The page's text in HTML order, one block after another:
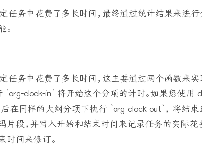
任务中花费了多长时间，最终通过统计结果来进
任务中花费了多长时间，这主要通过两个函数来实
clock-in` 将开始这个分项的计时。如果您使用
在同样的大纲分项下执行 `org-clock-out`， 将结
片段，并写入开始和结束时间来记录任务的实际花
时间来修订。